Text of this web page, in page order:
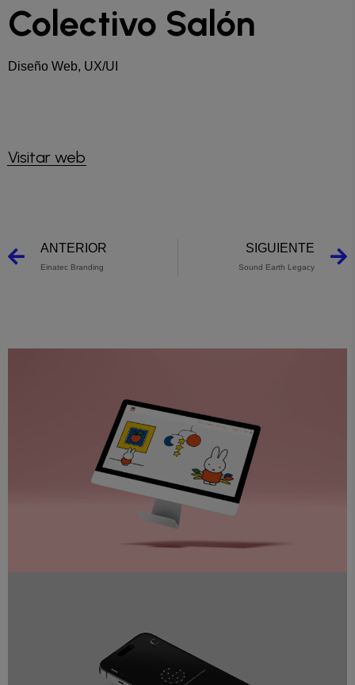
Colectivo Salón
Diseño Web, UX/UI
Visitar web
ANTERIOR
Einatec Branding
SIGUIENTE
Sound Earth Legacy